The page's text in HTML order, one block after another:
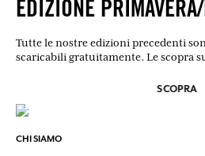
EDIZIONE
Tutte le nostre edizioni precedenti
scaricabili gratuitamente. Le scopra
SCOPRA
CHI SIAMO